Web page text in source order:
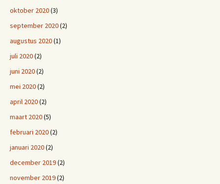
oktober 2020(3)
september 2020(2)
augustus 2020(1)
juli 2020(2)
juni 2020(2)
mei 2020(2)
april 2020(2)
maart 2020(5)
februari 2020(2)
januari 2020(2)
december 2019(2)
november 2019(2)